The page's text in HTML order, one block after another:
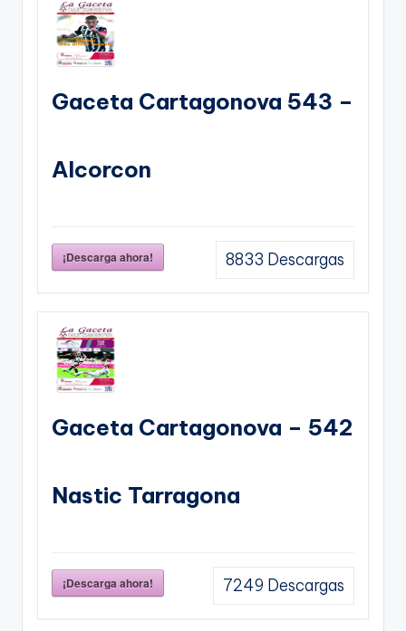
Gaceta Cartagonova 543 –
Alcorcon
¡Descarga ahora! 8833 Descargas
Gaceta Cartagonova – 542
Nastic Tarragona
¡Descarga ahora! 7249 Descargas